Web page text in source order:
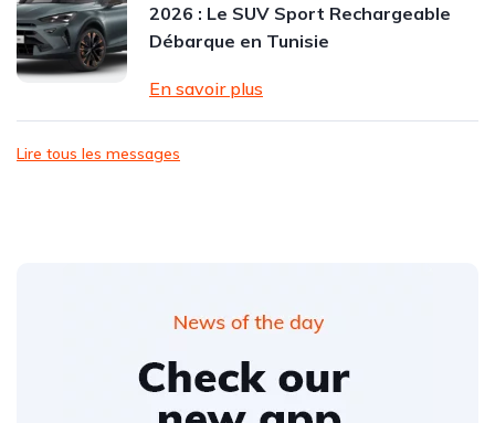
2026 : Le SUV Sport Rechargeable
Débarque en Tunisie
En savoir plus
Lire tous les messages